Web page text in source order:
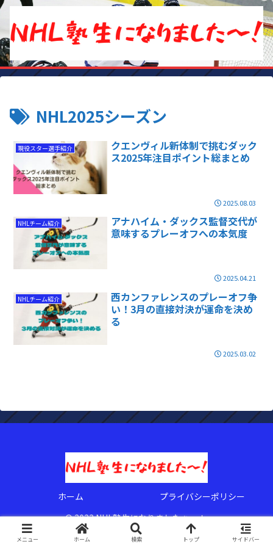
NHL2025シーズン
現役スター選手紹介
クエンヴィル新体制で挑むダック
ス2025年注目ポイント総まとめ
2025.08.03
NHLチーム紹介
アナハイム・ダックス監督交代が
意味するプレーオフへの本気度
2025.04.21
NHLチーム紹介
西カンファレンスのプレーオフ争
い！3月の直接対決が運命を決め
る
2025.03.02
ホーム
プライバシーポリシー
© 2022 NHL塾生になりましたぁ〜！.
メニュー ホーム 検索 トップ サイドバー